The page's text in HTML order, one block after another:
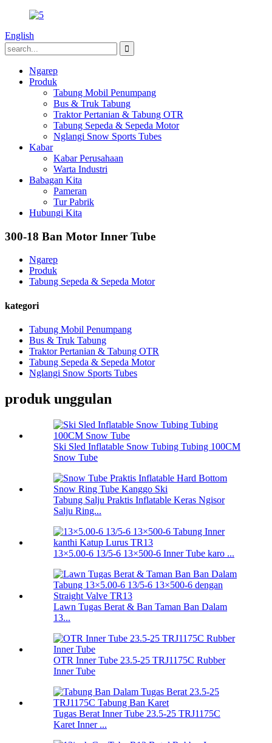
English
Ngarep
Produk
Tabung Mobil Penumpang
Bus & Truk Tabung
Traktor Pertanian & Tabung OTR
Tabung Sepeda & Sepeda Motor
Nglangi Snow Sports Tubes
Kabar
Kabar Perusahaan
Warta Industri
Babagan Kita
Pameran
Tur Pabrik
Hubungi Kita
300-18 Ban Motor Inner Tube
Ngarep
Produk
Tabung Sepeda & Sepeda Motor
kategori
Tabung Mobil Penumpang
Bus & Truk Tabung
Traktor Pertanian & Tabung OTR
Tabung Sepeda & Sepeda Motor
Nglangi Snow Sports Tubes
produk unggulan
Ski Sled Inflatable Snow Tubing Tubing 100CM
Snow Tube
Tabung Salju Praktis Inflatable Keras Ngisor
Salju Ring...
13×5.00-6 13/5-6 13×500-6 Inner Tube karo ...
Lawn Tugas Berat & Ban Taman Ban Dalam
13...
OTR Inner Tube 23.5-25 TRJ1175C Rubber
Inner Tube
Tugas Berat Inner Tube 23.5-25 TRJ1175C
Karet Inner ...